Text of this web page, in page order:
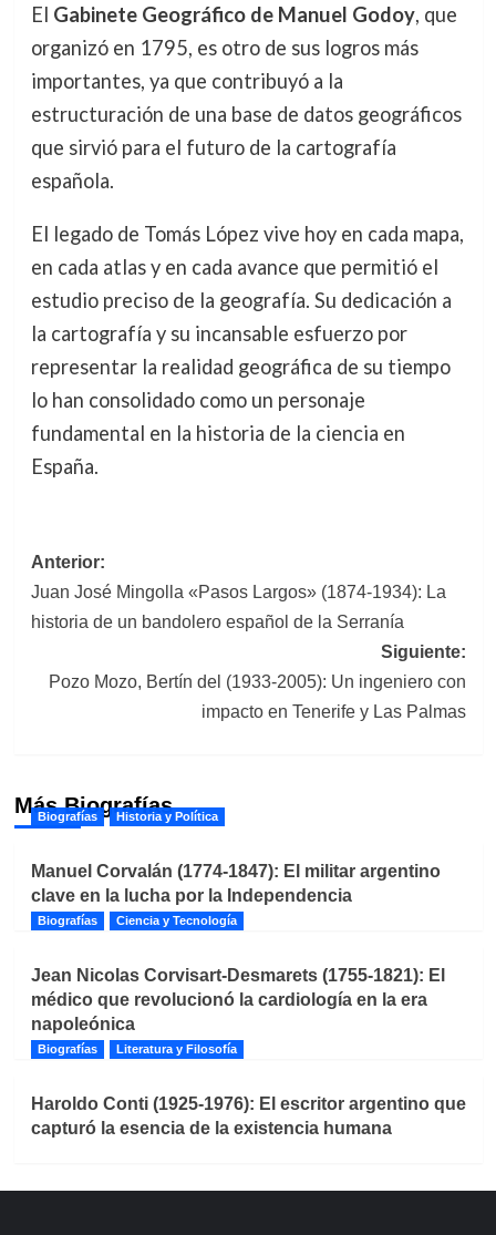
El Gabinete Geográfico de Manuel Godoy, que
organizó en 1795, es otro de sus logros más
importantes, ya que contribuyó a la
estructuración de una base de datos geográficos
que sirvió para el futuro de la cartografía
española.
El legado de Tomás López vive hoy en cada mapa,
en cada atlas y en cada avance que permitió el
estudio preciso de la geografía. Su dedicación a
la cartografía y su incansable esfuerzo por
representar la realidad geográfica de su tiempo
lo han consolidado como un personaje
fundamental en la historia de la ciencia en
España.
Navegación
de
Anterior:
Juan José Mingolla «Pasos Largos» (1874-1934): La
historia de un bandolero español de la Serranía
Siguiente:
Pozo Mozo, Bertín del (1933-2005): Un ingeniero con
impacto en Tenerife y Las Palmas
Más Biografías
Biografías Historia y Política
Manuel Corvalán (1774-1847): El militar argentino
clave en la lucha por la Independencia
Biografías Ciencia y Tecnología
Jean Nicolas Corvisart-Desmarets (1755-1821): El
médico que revolucionó la cardiología en la era
napoleónica
Biografías Literatura y Filosofía
Haroldo Conti (1925-1976): El escritor argentino que
capturó la esencia de la existencia humana